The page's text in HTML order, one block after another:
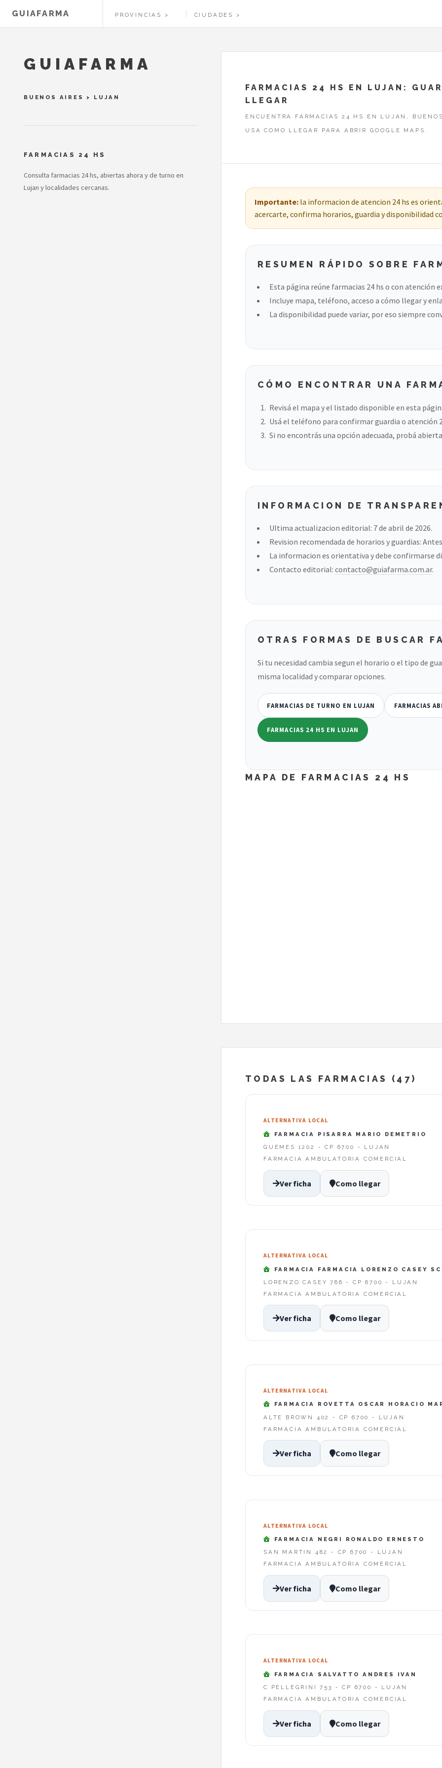
GUIAFARMA PROVINCIAS CIUDADES
FARMACIAS 24 HS EN LUJAN:
LLEGAR
ENCUENTRA FARMACIAS 24 HS EN LUJAN,
USA COMO LLEGAR PARA ABRIR GOOGLE MAPS.
Importante:la informacion de atencion 24 hs es
acercarte, confirma horarios, guardia y disponibilidad
RESUMEN RÁPIDO SOBRE
Esta página reúne farmacias 24 hs o con atención
Incluye mapa, teléfono, acceso a cómo llegar y
La disponibilidad puede variar, por eso siempre
CÓMO ENCONTRAR UNA
Revisá el mapa y el listado disponible en esta
Usá el teléfono para confirmar guardia o atención
Si no encontrás una opción adecuada, probá
INFORMACION DE
Ultima actualizacion editorial: 7 de abril de 2026.
Revision recomendada de horarios y guardias:
La informacion es orientativa y debe confirmarse
Contacto editorial: contacto@guiafarma.com.ar.
OTRAS FORMAS DE BUSCAR
Si tu necesidad cambia segun el horario o el tipo de
misma localidad y comparar opciones.
FARMACIAS DE TURNO EN LUJAN FARMACIAS
FARMACIAS 24 HS EN LUJAN
MAPA DE FARMACIAS 24 HS
TODAS LAS FARMACIAS (47)
ALTERNATIVA LOCAL
FARMACIA PISARRA MARIO DEMETRIO
GUEMES 1202 - CP 6700 - LUJAN
FARMACIA AMBULATORIA COMERCIAL
Ver ficha Como llegar
ALTERNATIVA LOCAL
FARMACIA FARMACIA LORENZO CASEY
LORENZO CASEY 786 - CP 6700 - LUJAN
FARMACIA AMBULATORIA COMERCIAL
Ver ficha Como llegar
ALTERNATIVA LOCAL
FARMACIA ROVETTA OSCAR HORACIO
ALTE BROWN 402 - CP 6700 - LUJAN
FARMACIA AMBULATORIA COMERCIAL
Ver ficha Como llegar
ALTERNATIVA LOCAL
FARMACIA NEGRI RONALDO ERNESTO
SAN MARTIN 482 - CP 6700 - LUJAN
FARMACIA AMBULATORIA COMERCIAL
Ver ficha Como llegar
ALTERNATIVA LOCAL
FARMACIA SALVATTO ANDRES IVAN
C PELLEGRINI 753 - CP 6700 - LUJAN
FARMACIA AMBULATORIA COMERCIAL
Ver ficha Como llegar
GUIAFARMA
BUENOS AIRES > LUJAN
FARMACIAS 24 HS
Consulta farmacias 24 hs, abiertas ahora y de turno en
Lujan y localidades cercanas.